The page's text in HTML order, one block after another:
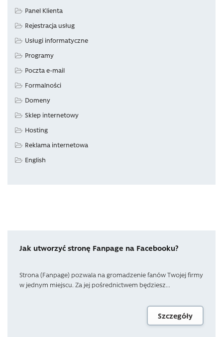
Panel Klienta
Rejestracja usług
Usługi informatyczne
Programy
Poczta e-mail
Formalności
Domeny
Sklep internetowy
Hosting
Reklama internetowa
English
Jak utworzyć stronę Fanpage na Facebooku?
Strona (Fanpage) pozwala na gromadzenie fanów Twojej firmy
w jednym miejscu. Za jej pośrednictwem będziesz...
Szczegóły